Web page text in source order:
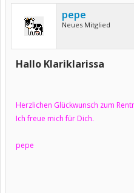
pepe
Neues Mitglied
Hallo Klariklarissa
Herzlichen Glückwunsch zum
Ich freue mich für Dich.
pepe